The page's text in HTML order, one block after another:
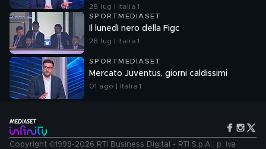
l'attacco
28 lug | Italia 1
SPORTMEDIASET
Il lunedì nero della Figc
28 lug | Italia 1
SPORTMEDIASET
Mercato Juventus, giorni caldissimi
01 ago | Italia 1
Copyright ©1999-2026 RTI Business Digital - RTI S.p.A.: p. iva